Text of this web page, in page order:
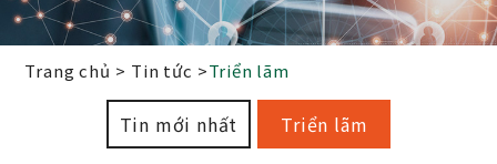
Trang chủ Tin tức Triển lãm
Tin mới nhất Triển lãm